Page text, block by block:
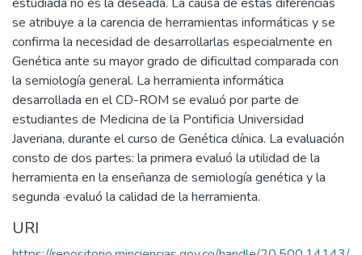
se atribuye a la carencia de herramientas informáticas y se
confirma la necesidad de desarrollarlas especialmente en
Genética ante su mayor grado de dificultad comparada con
la semiología general. La herramienta informática
desarrollada en el CD-ROM se evaluó por parte de
estudiantes de Medicina de la Pontificia Universidad
Javeriana, durante el curso de Genética clínica. La evaluación
consto de dos partes: la primera evaluó la utilidad de la
herramienta en la enseñanza de semiología genética y la
segunda ·evaluó la calidad de la herramienta.
URI